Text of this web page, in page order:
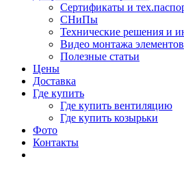
Сертификаты и
СНиПы
Технические решения и
Видео монтажа элементов
Полезные статьи
Цены
Доставка
Где купить
Где купить вентиляцию
Где купить козырьки
Фото
Контакты